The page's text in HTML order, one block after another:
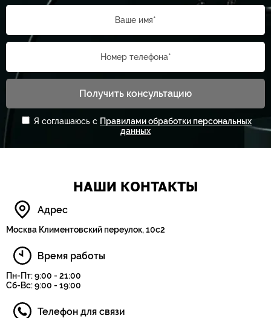
Ваше имя*
Номер телефона*
Получить консультацию
Я соглашаюсь с Правилами обработки персональных
данных
НАШИ КОНТАКТЫ
Адрес
Москва Климентовский переулок, 10с2
Время работы
Пн-Пт: 9:00 - 21:00
Сб-Вс: 9:00 - 19:00
Телефон для связи